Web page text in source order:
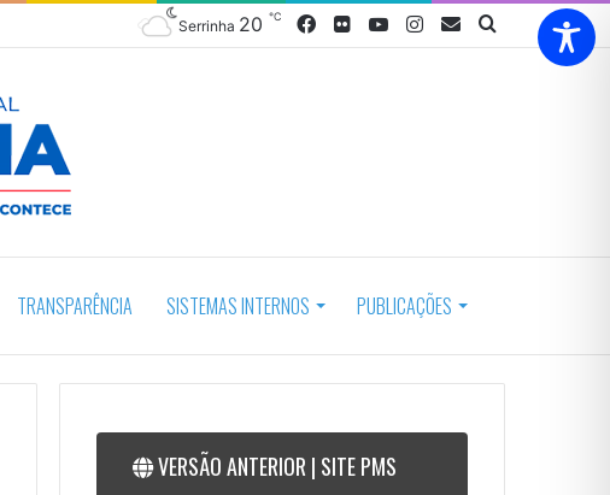
Procurar
Webmail
Instagram
YouTube
Flickr
Facebook
Serrinha 20 ℃
TRANSPARÊNCIA SISTEMAS INTERNOS PUBLICAÇÕES
VERSÃO ANTERIOR | SITE PMS